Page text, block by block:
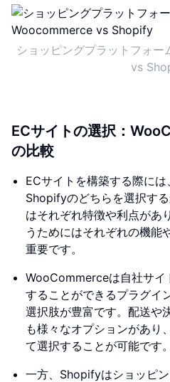
ショッピングプラットフォ
vs
ECサイトの選択：
の比較
ECサイトを構築する際に
Shopifyのどちらを選択す
はそれぞれ特徴や利点があ
うためにはそれぞれの機能
重要です。
WooCommerceは自社サイ
することができるプラグイ
選択肢が豊富です。配送や
も様々なオプションがあり
て選択することが可能です。
一方、Shopifyはショッピ